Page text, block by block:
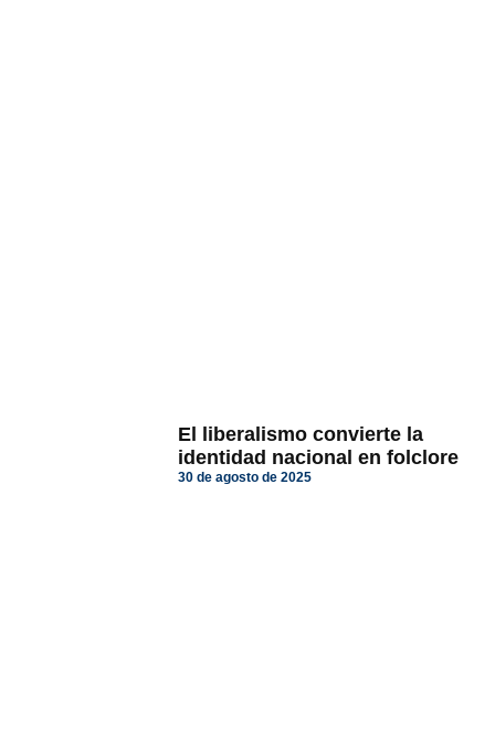
El liberalismo convierte la
identidad nacional en folclore
30 de agosto de 2025